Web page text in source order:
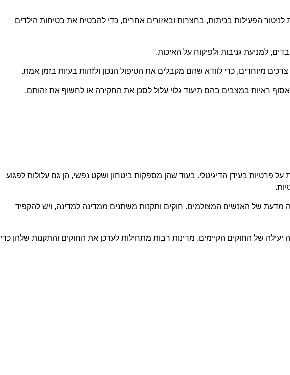
הפעילות בכיתות, בחצרות ובאזורים אחרים, כדי להבטיח את בטיחות הילדים
למניעת גניבות ולפיקוח על האיכות.
מיוחדים, כדי לוודא שהם מקבלים את הטיפול הנכון ולזהות בעיות בזמן אמת.
ראיות במצבים בהם תיעוד גלוי עלול לסכן את החקירה או לחשוף את זהותם.
פרטיות בעידן הדיגיטלי. בעוד שהן מספקות ביטחון ושקט נפשי, הן גם עלולות לפגוע
של האנשים המצולמים. חוקים ותקנות משתנים ממדינה למדינה, ויש להקפיד
של החוקים הקיימים. מדינות רבות מתחילות לעדכן את החוקים והתקנות שלהן כדי